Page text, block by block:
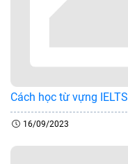
Cách học từ vựng IELTS
16/09/2023